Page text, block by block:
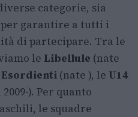
categorie, sia
garantire a tutti i
di partecipare. Tra le
le Libellule (nate
Esordienti (nate ), le U14
). Per quanto
le squadre